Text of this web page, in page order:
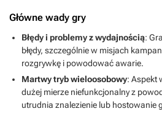
Główne wady gry
Błędy i problemy z wydajnością:
błędy, szczególnie w misjach
rozgrywkę i powodować awarie.
Martwy tryb wieloosobowy: Aspekt
dużej mierze niefunkcjonalny z
utrudnia znalezienie lub hostowanie